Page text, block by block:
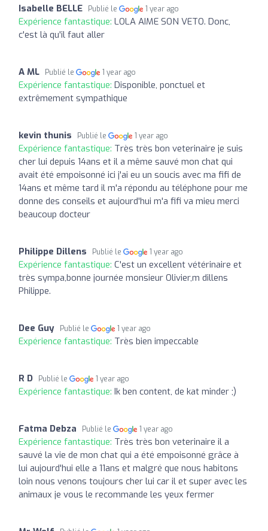
Isabelle BELLE Publié le 1 year ago
Expérience fantastique: LOLA AIME SON VETO. Donc,
c'est là qu'il faut aller
A ML Publié le 1 year ago
Expérience fantastique: Disponible, ponctuel et
extrêmement sympathique
kevin thunis Publié le 1 year ago
Expérience fantastique: Très très bon veterinaire je suis
cher lui depuis 14ans et il a même sauvé mon chat qui
avait été empoisonné ici j'ai eu un soucis avec ma fifi de
14ans et même tard il m'a répondu au téléphone pour me
donne des conseils et aujourd'hui m'a fifi va mieu merci
beaucoup docteur
Philippe Dillens Publié le 1 year ago
Expérience fantastique: C'est un excellent vétérinaire et
très sympa,bonne journée monsieur Olivier,m dillens
Philippe.
Dee Guy Publié le 1 year ago
Expérience fantastique: Très bien impeccable
R D Publié le 1 year ago
Expérience fantastique: Ik ben content, de kat minder ;)
Fatma Debza Publié le 1 year ago
Expérience fantastique: Très très bon veterinaire il a
sauvé la vie de mon chat qui a été empoisonné grâce à
lui aujourd'hui elle a 11ans et malgré que nous habitons
loin nous venons toujours cher lui car il et super avec les
animaux je vous le recommande les yeux fermer